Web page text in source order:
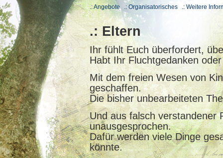
.: Angebote .: Organisatorisches .: Weitere
.: Eltern
Ihr fühlt Euch überfordert,
Habt Ihr Fluchtgedanken
Mit dem freien Wesen von
geschaffen.
Die bisher unbearbeiteten
Und aus falsch verstandener
unausgesprochen.
Dafür werden viele Dinge
könnte.